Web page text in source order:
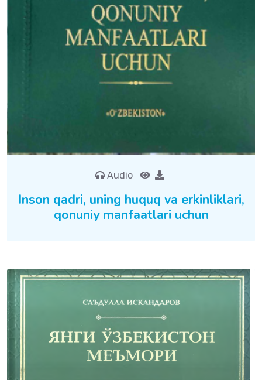
Audio
Inson qadri, uning huquq va erkinliklari,
qonuniy manfaatlari uchun